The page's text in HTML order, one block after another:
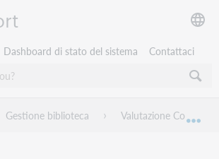
Dashboard di stato del sistema Contattaci
la gerarchia globale
Gestione biblioteca Valutazione Collezioni